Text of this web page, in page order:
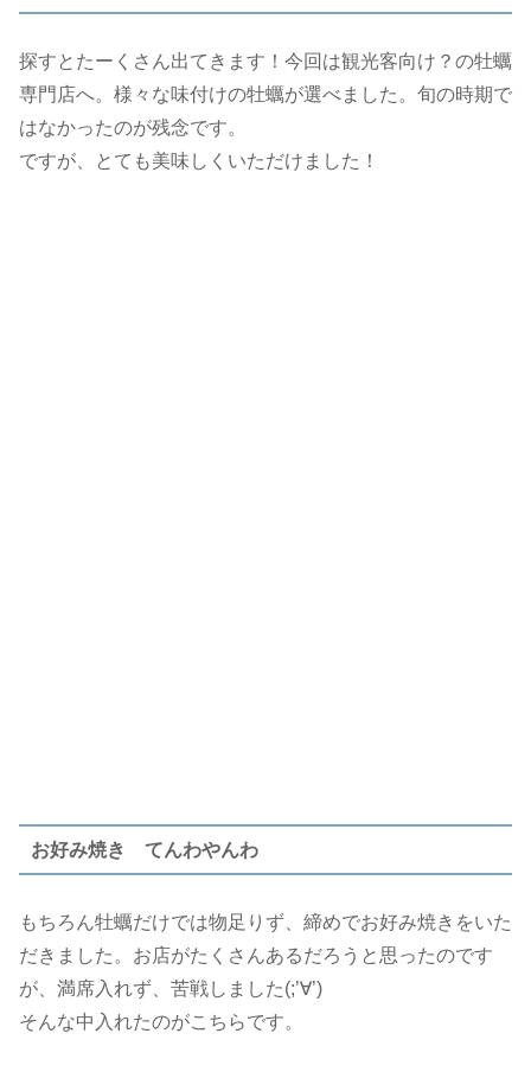
探すとたーくさん出てきます！今回は観光客向け？の牡蠣
専門店へ。様々な味付けの牡蠣が選べました。旬の時期で
はなかったのが残念です。
ですが、とても美味しくいただけました！
お好み焼き てんわやんわ
もちろん牡蠣だけでは物足りず、締めでお好み焼きをいた
だきました。お店がたくさんあるだろうと思ったのです
が、満席入れず、苦戦しました(;’∀’)
そんな中入れたのがこちらです。